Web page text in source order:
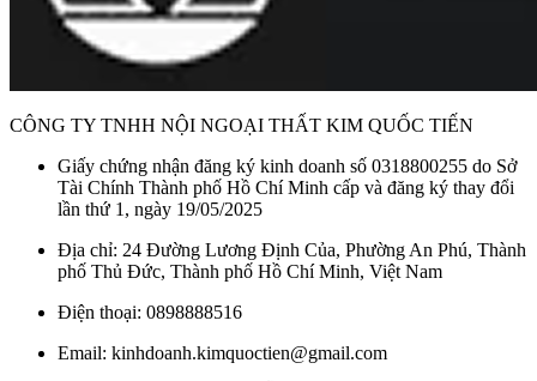
CÔNG TY TNHH NỘI NGOẠI THẤT KIM QUỐC TIẾN
Giấy chứng nhận đăng ký kinh doanh số 0318800255 do Sở
Tài Chính Thành phố Hồ Chí Minh cấp và đăng ký thay đổi
lần thứ 1, ngày 19/05/2025
Địa chỉ: 24 Đường Lương Định Của, Phường An Phú, Thành
phố Thủ Đức, Thành phố Hồ Chí Minh, Việt Nam
Điện thoại: 0898888516
Email: kinhdoanh.kimquoctien@gmail.com